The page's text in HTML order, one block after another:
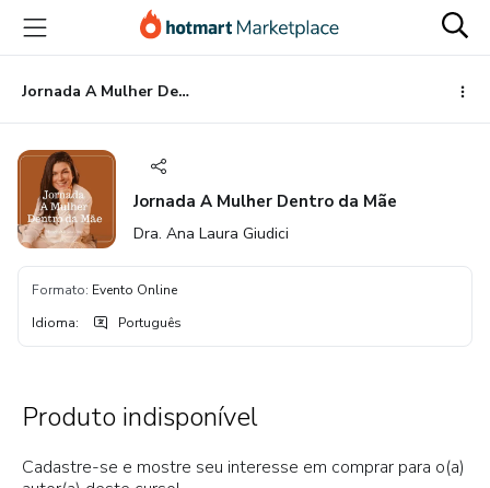
para
conteúdo
principal
para
pagamento
para
rodapé
Jornada A Mulher Dentro da Mãe
Jornada A Mulher Dentro da Mãe
Dra. Ana Laura Giudici
Formato: Evento Online
Idioma: Português
Produto indisponível
Cadastre-se e mostre seu interesse em comprar para o(a)